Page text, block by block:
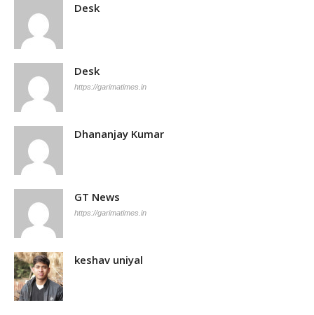
Desk
Desk
https://garimatimes.in
Dhananjay Kumar
GT News
https://garimatimes.in
keshav uniyal